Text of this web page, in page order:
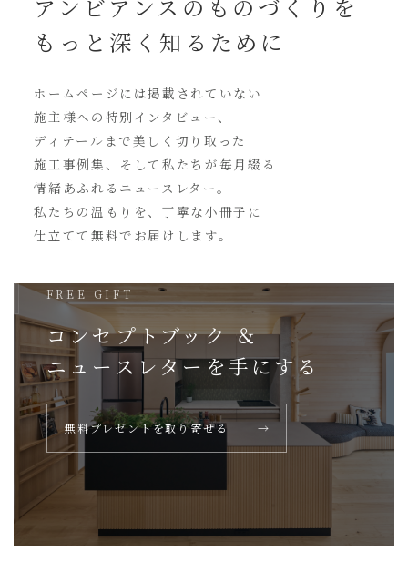
アンビアンスの ものづくりを
もっと深く知るために
ホームページには掲載されていない
施主様への特別インタビュー、
ディテールまで美しく切り取った
施工事例集、そして私たちが毎月綴る
情緒あふれるニュースレター。
私たちの温もりを、丁寧な小冊子に
仕立てて無料でお届けします。
FREE GIFT
コンセプトブック ＆
ニュースレターを手にする
無料プレゼントを取り寄せる →